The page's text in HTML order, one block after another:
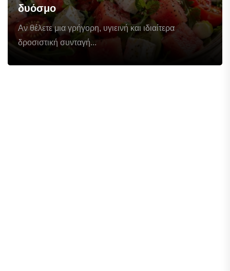
δυόσμο
Αν θέλετε μια γρήγορη, υγιεινή και ιδιαίτερα
δροσιστική συνταγή...